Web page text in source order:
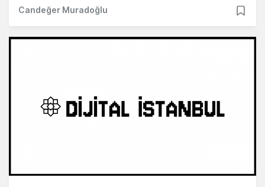
Candeğer Muradoğlu